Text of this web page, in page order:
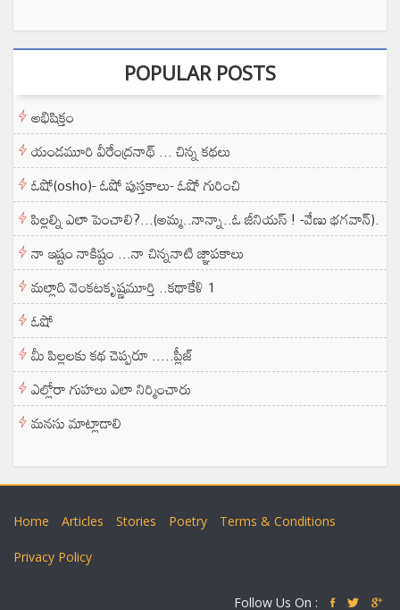
POPULAR POSTS
అభిషిక్తం
యండమూరి వీరేంద్రనాథ్ ... చిన్న కథలు
ఓషో(osho)- ఓషో పుస్తకాలు- ఓషో గురించి
పిల్లల్ని ఎలా పెంచాలి?...(అమ్మ..నాన్నా..ఓ జీనియస్ ! -వేణు భగవాన్).
నా ఇష్టం నాకిష్టం ...నా చిన్ననాటి జ్ఞాపకాలు
మల్లాది వెంకటకృష్ణమూర్తి ..కథాకేళి 1
ఓషో
మీ పిల్లలకు కథ చెప్పరూ .....ప్లీజ్
ఎల్లోరా గుహలు ఎలా నిర్మించారు
మనసు మాట్లాడాలి
Home Articles Stories Poetry Terms & Conditions
Privacy Policy
Follow Us On :